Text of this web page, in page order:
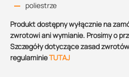
poliestrze
Produkt dostępny wyłącznie na
zwrotowi ani wymianie. Prosimy o
Szczegóły dotyczące zasad
regulaminieTUTAJ